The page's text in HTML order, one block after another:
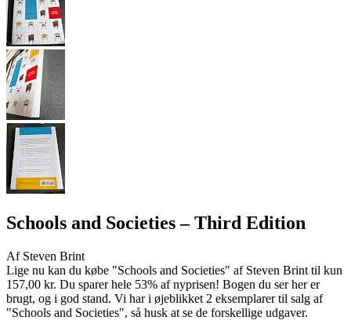
Schools and Societies– Third Edition
Af Steven Brint
Lige nu kan du købe "Schools and Societies" af Steven Brint til kun
157,00 kr. Du sparer hele 53% af nyprisen! Bogen du ser her er
brugt, og i god stand. Vi har i øjeblikket 2 eksemplarer til salg af
"Schools and Societies", så husk at se de forskellige udgaver.